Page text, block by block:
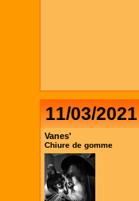
11/03/
Vanes'
Chiure de gomme